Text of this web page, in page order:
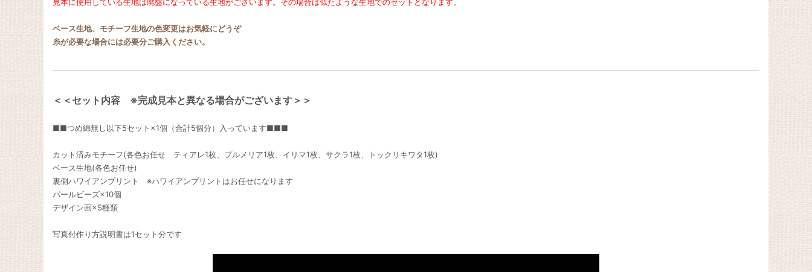
ベース生地、モチーフ生地の色変更はお気軽にどうぞ
糸が必要な場合には必要分ご購入ください。
＜＜セット内容 ※完成見本と異なる場合がございます＞＞
■■つめ綿無し以下5セット×1個（合計5個分）入っています■■■
カット済みモチーフ(各色お任せ ティアレ1枚、プルメリア1枚、イリマ1枚、サクラ1枚、トックリキワタ1枚)
ベース生地(各色お任せ)
裏側ハワイアンプリント ※ハワイアンプリントはお任せになります
パールビーズ×10個
デザイン画×5種類
写真付作り方説明書は1セット分です